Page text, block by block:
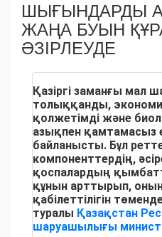
ШЫҒЫНДАРДЫ
ЖАҢА БУЫН
ӘЗІРЛЕУДЕ
Қазіргі заманғы мал
толыққанды,
қолжетімді және
азықпен қамтамасыз
байланысты. Бұл
компоненттердің,
қоспалардың
құнын арттырып,
қабілеттілігін
туралы Қазақстан
шаруашылығы